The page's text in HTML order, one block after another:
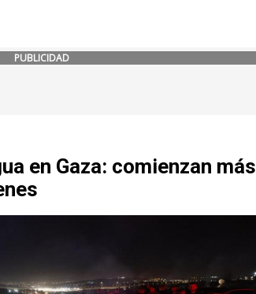
PUBLICIDAD
en Gaza: comienzan más